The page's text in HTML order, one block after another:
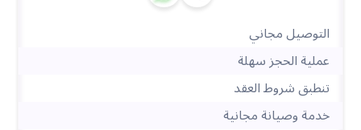
التوصيل مجاني
عملية الحجز سهلة
تنطبق شروط العقد
خدمة وصيانة مجانية